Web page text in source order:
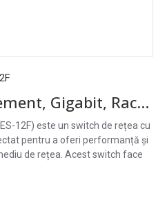
Switch cu Management, Gigabit, Rackabil 1U, 12 x SFP, 4 x RJ45, EdgeSwitch 12 Fiber Ubiquiti - ES-12F
12F) este un switch de rețea cu
pentru a oferi performanță și
de rețea. Acest switch face